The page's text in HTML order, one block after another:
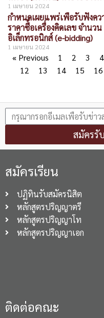
1 เมษายน 2024
กำหนดเผยแพร่เพื่อรับฟังคว
ราคาซื้อเครื่องคิดเลข จำนว
อิเล็กทรอนิกส์ (e-bidding)
1 เมษายน 2024
« Previous 1 2 3 4
12
13 14 15 16
สมัครรั
สมัครเรียน
ปฏิทินรับสมัครนิสิต
หลักสูตรปริญญาตรี
หลักสูตรปริญญาโท
หลักสูตรปริญญาเอก
ติดต่อคณะ